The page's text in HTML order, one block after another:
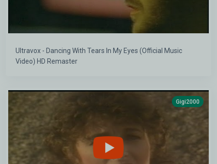
Ultravox - Dancing With Tears In My Eyes (Official Music
Video) HD Remaster
Gigi2000